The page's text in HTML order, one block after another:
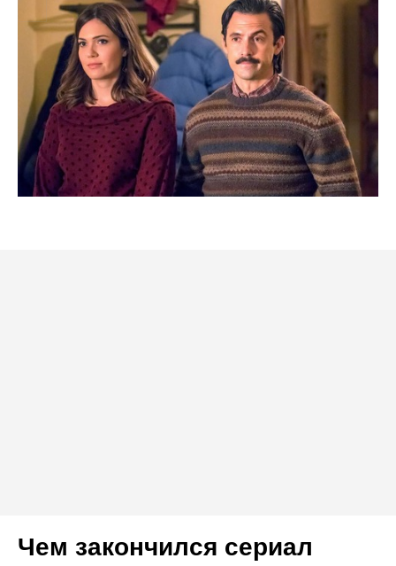
Чем закончился сериал